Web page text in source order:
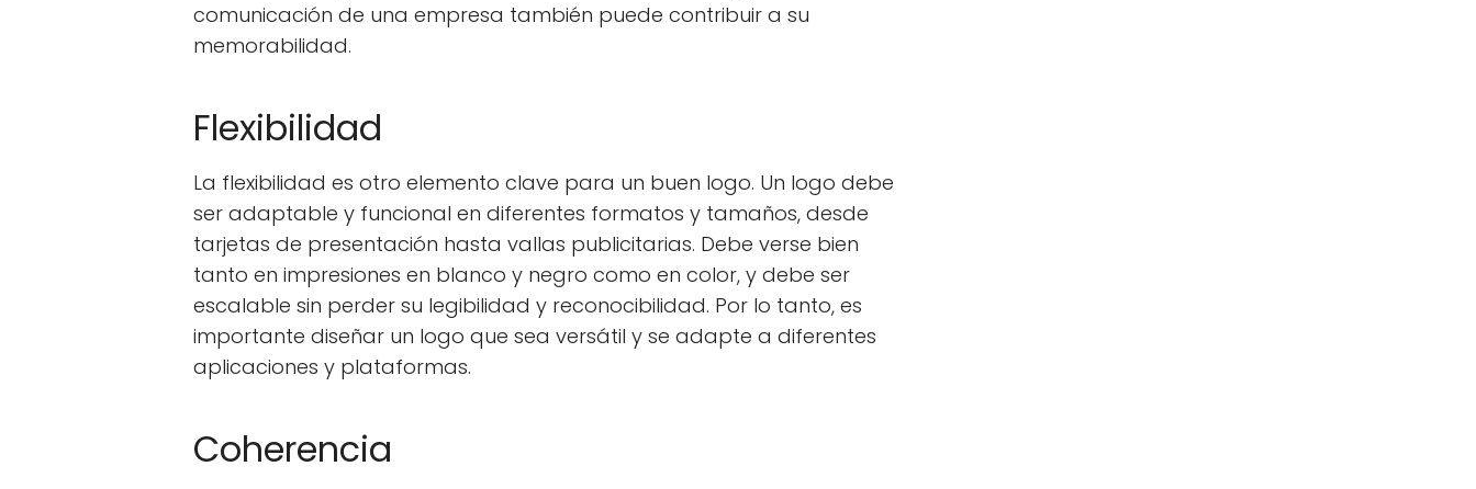
comunicación de una empresa también puede contribuir a su
memorabilidad.
Flexibilidad
La flexibilidad es otro elemento clave para un buen logo. Un logo debe
ser adaptable y funcional en diferentes formatos y tamaños, desde
tarjetas de presentación hasta vallas publicitarias. Debe verse bien
tanto en impresiones en blanco y negro como en color, y debe ser
escalable sin perder su legibilidad y reconocibilidad. Por lo tanto, es
importante diseñar un logo que sea versátil y se adapte a diferentes
aplicaciones y plataformas.
Coherencia